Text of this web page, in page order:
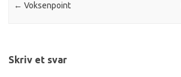
← Voksenpoint
Skriv et svar